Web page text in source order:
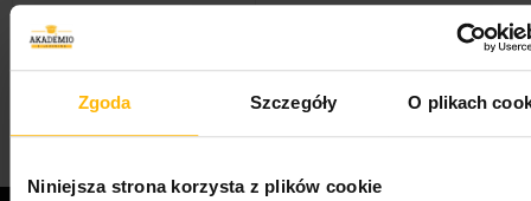
Zgoda Szczegóły O plikach
Niniejsza strona korzysta z plików cookie
895
399.00
Zakres
cen:
399.00 zł